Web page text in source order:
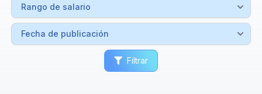
Filtrar